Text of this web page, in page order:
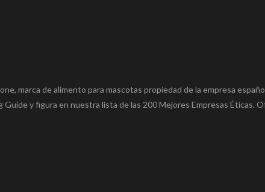
marca de alimento para mascotas propiedad de la empresa
Guide y figura en nuestra lista de las 200 Mejores Empresas Éticas.